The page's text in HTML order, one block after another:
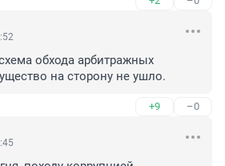
обхода арбитражных
на сторону не ушло.
+9 –0